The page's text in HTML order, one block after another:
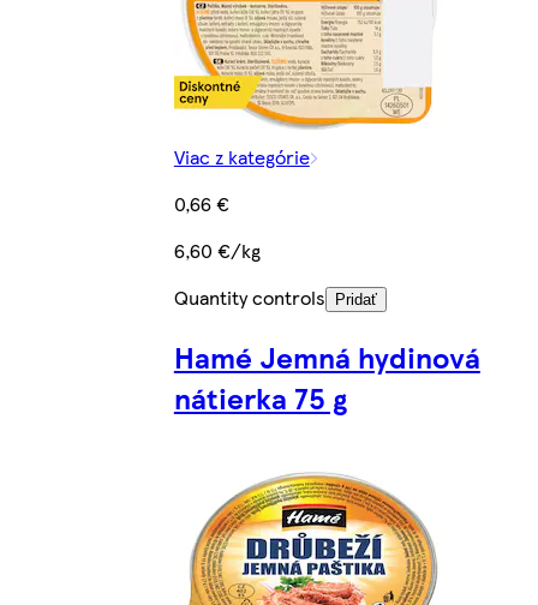
Viac z kategórie
0,66 €
6,60 €/kg
Quantity controls
Pridať
Hamé Jemná hydinová
nátierka 75 g